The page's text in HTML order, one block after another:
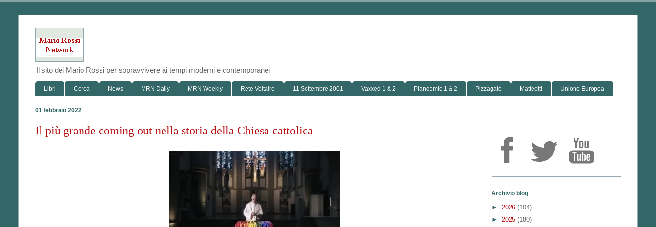
Il sito dei Mario Rossi per sopravvivere ai tempi moderni e contemporanei
Libri Cerca News MRN Daily MRN Weekly Rete Voltaire 11 Settembre 2001 Vaxxed 1 & 2 Plandemic 1 & 2 Pizzagate Matteotti Unione Europea
01 febbraio 2022
Il più grande coming out nella storia della Chiesa cattolica
Archivio blog
► 2026 (104)
► 2025 (180)